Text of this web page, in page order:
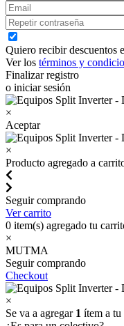
Quiero recibir descuentos
Ver los términos y
Finalizar registro
o iniciar sesión
×
Aceptar
×
Producto agregado a
Seguir comprando
Ver carrito
0 item(s) agregado tu
×
MUTMA
Seguir comprando
Checkout
×
Se va a agregar 1 ítem a